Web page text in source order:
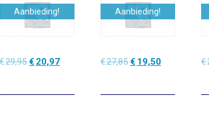
Aanbieding!
€29,95 Oorspronkelijke
€29,95.
€ 20,97Huidige
€20,97.
Aanbieding!
€27,85 Oorspronkelijke
€27,85.
€ 19,50Huidige
€19,50.
€